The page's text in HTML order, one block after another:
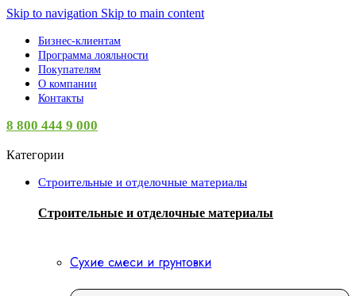
Skip to navigation Skip to main content
Бизнес-клиентам
Программа лояльности
Покупателям
О компании
Контакты
8 800 444 9 000
Категории
Строительные и отделочные материалы
Строительные и отделочные материалы
Сухие смеси и грунтовки